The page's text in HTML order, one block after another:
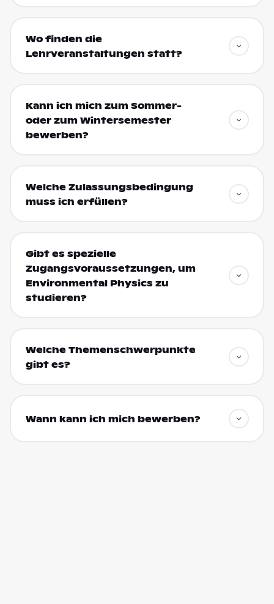
Wo finden die
Lehrveranstaltungen statt?
Kann ich mich zum Sommer-
oder zum Wintersemester
bewerben?
Welche Zulassungsbedingung
muss ich erfüllen?
Gibt es spezielle
Zugangsvoraussetzungen, um
Environmental Physics zu
studieren?
Welche Themenschwerpunkte
gibt es?
Wann kann ich mich bewerben?